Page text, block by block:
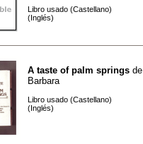
Libro usado (Castellano)
(Inglés)
A taste of palm springs
Barbara
Libro usado (Castellano)
(Inglés)